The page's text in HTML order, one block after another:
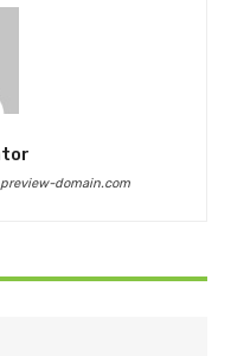
domain.com